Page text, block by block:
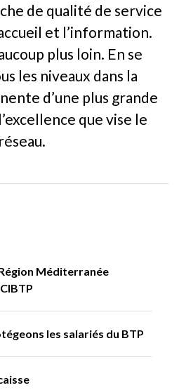
de qualité de service
et l’information.
plus loin. En se
les niveaux dans la
d’une plus grande
que vise le
réseau.
Méditerranée
les salariés du BTP